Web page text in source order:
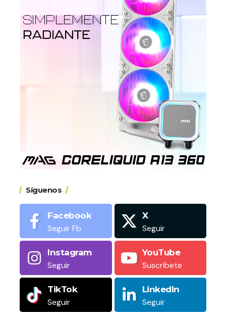
Síguenos
Facebook
Seguir Fb
X
Seguir
Instagram
Seguir
YouTube
Suscríbete
TikTok
Seguir
LinkedIn
Seguir